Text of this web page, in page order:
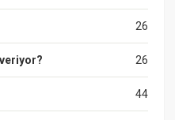
26
26
44